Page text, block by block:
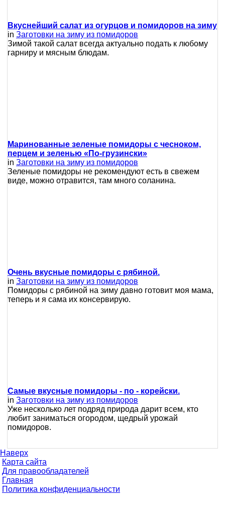
Вкуснейший салат из огурцов и помидоров на зиму
in Заготовки на зиму из помидоров
Зимой такой салат всегда актуально подать к любому
гарниру и мясным блюдам.
Маринованные зеленые помидоры с чесноком,
перцем и зеленью «По-грузински»
in Заготовки на зиму из помидоров
Зеленые помидоры не рекомендуют есть в свежем
виде, можно отравится, там много соланина.
Очень вкусные помидоры с рябиной.
in Заготовки на зиму из помидоров
Помидоры с рябиной на зиму давно готовит моя мама,
теперь и я сама их консервирую.
Самые вкусные помидоры - по - корейски.
in Заготовки на зиму из помидоров
Уже несколько лет подряд природа дарит всем, кто
любит заниматься огородом, щедрый урожай
помидоров.
Наверх
Карта сайта
Для правообладателей
Главная
Политика конфиденциальности